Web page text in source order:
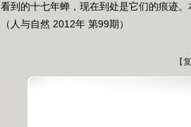
看到的十七年蝉，现在到处是它们的痕迹
（人与自然 2012年 第99期）
【